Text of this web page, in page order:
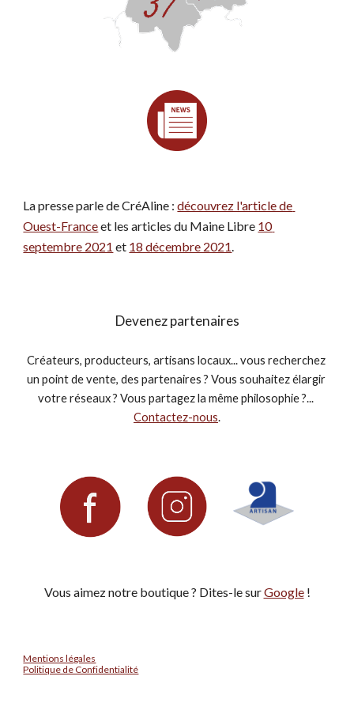
La presse parle de CréAline : découvrez l'article de
Ouest-France et les articles du Maine Libre 10
septembre 2021 et 18 décembre 2021
Devenez partenaires
Créateurs, producteurs, artisans locaux... vous recherchez
un point de vente, des partenaires ? Vous souhaitez élargir
Contactez-nous.
Vous aimez notre boutique ? Dites-le sur Google !
Mentions légales
Politique de Confidentialité